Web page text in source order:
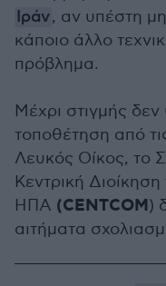
Ιράν, αν υπέστη
κάποιο άλλο
πρόβλημα.
Μέχρι στιγμής
τοποθέτηση από
Λευκός Οίκος, το
Κεντρική
ΗΠΑ (CENTCOM)
αιτήματα